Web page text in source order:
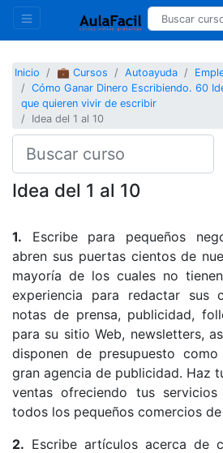
Inicio 💼 Cursos Autoayuda
Cómo Ganar Dinero Escribiendo. 60
que quieren vivir de escribir
Idea del 1 al 10
Idea del 1 al 10
1. Escribe para pequeños
abren sus puertas cientos de
mayoría de los cuales no
experiencia para redactar sus
notas de prensa, publicidad,
para su sitio Web, newsletters,
disponen de presupuesto
gran agencia de publicidad. Haz
ventas ofreciendo tus
todos los pequeños comercios
2. Escribe artículos acerca de